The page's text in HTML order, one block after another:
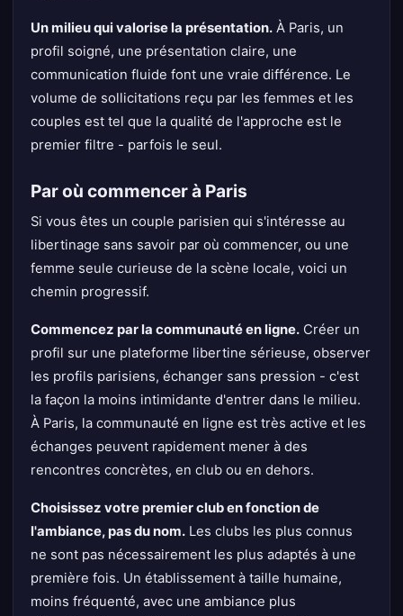
Un milieu qui valorise la présentation. À Paris, un
profil soigné, une présentation claire, une
communication fluide font une vraie différence. Le
volume de sollicitations reçu par les femmes et les
couples est tel que la qualité de l'approche est le
premier filtre - parfois le seul.
Par où commencer à Paris
Si vous êtes un couple parisien qui s'intéresse au
libertinage sans savoir par où commencer, ou une
femme seule curieuse de la scène locale, voici un
chemin progressif.
Commencez par la communauté en ligne. Créer un
profil sur une plateforme libertine sérieuse, observer
les profils parisiens, échanger sans pression - c'est
la façon la moins intimidante d'entrer dans le milieu.
À Paris, la communauté en ligne est très active et les
échanges peuvent rapidement mener à des
rencontres concrètes, en club ou en dehors.
Choisissez votre premier club en fonction de
l'ambiance, pas du nom. Les clubs les plus connus
ne sont pas nécessairement les plus adaptés à une
première fois. Un établissement à taille humaine,
moins fréquenté, avec une ambiance plus